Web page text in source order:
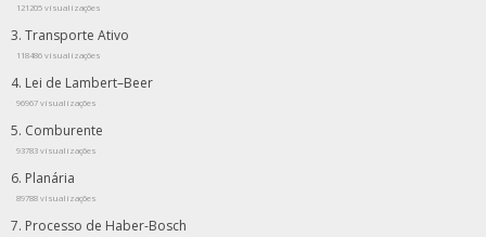
121205 visualizações
Transporte Ativo
118486 visualizações
Lei de Lambert–Beer
96967 visualizações
Comburente
93783 visualizações
Planária
89788 visualizações
Processo de Haber-Bosch